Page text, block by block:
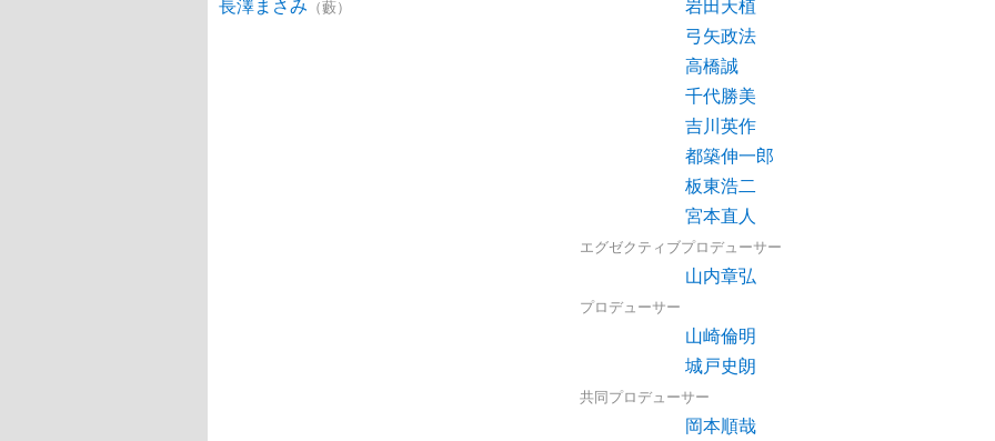
長澤まさみ （藪）
岩田天植
弓矢政法
高橋誠
千代勝美
吉川英作
都築伸一郎
板東浩二
宮本直人
エグゼクティブプロデューサー
山内章弘
プロデューサー
山崎倫明
城戸史朗
共同プロデューサー
岡本順哉